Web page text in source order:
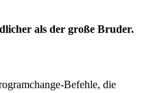
als der große Bruder.
Befehle, die